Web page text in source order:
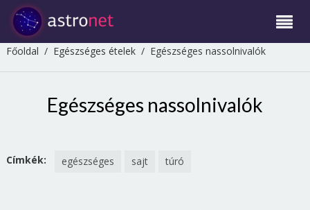
Főoldal / Egészséges ételek/ Egészséges nassolnivalók
Egészséges nassolnivalók
Címkék: egészséges sajt túró